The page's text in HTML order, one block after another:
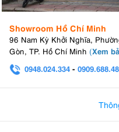
Showroom Hồ Chí Minh
96 Nam Kỳ Khởi Nghĩa,
Gòn, TP. Hồ Chí Minh (Xem
0948.024.334 -